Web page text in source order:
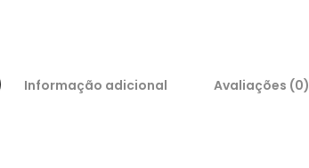
Informação adicional Avaliações (0)